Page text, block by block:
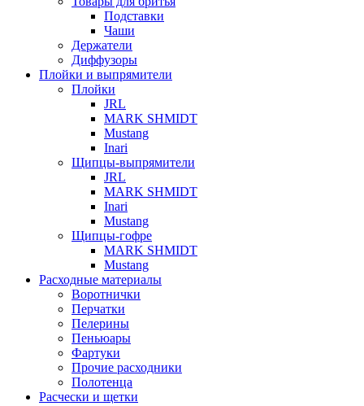
Подставки
Чаши
Держатели
Диффузоры
Плойки и выпрямители
Плойки
JRL
MARK SHMIDT
Mustang
Inari
Щипцы-выпрямители
JRL
MARK SHMIDT
Inari
Mustang
Щипцы-гофре
MARK SHMIDT
Mustang
Расходные материалы
Воротнички
Перчатки
Пелерины
Пеньюары
Фартуки
Прочие расходники
Полотенца
Расчески и щетки